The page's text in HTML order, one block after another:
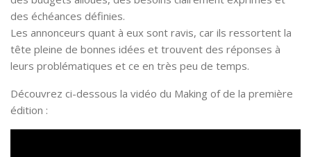
des échéances définies.
Les annonceurs quant à eux sont ravis, car ils ressortent la
tête pleine de bonnes idées et trouvent des réponses à
leurs problématiques et ce en très peu de temps.
Découvrez ci-dessous la vidéo du Making of de la première
édition :